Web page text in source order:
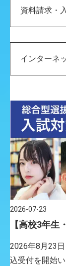
資料請求・
インターネ
学連携事業の
地域の方向け
2026-07-23
【高校3年生
対策オープ
2026年8月23
込受付を開始